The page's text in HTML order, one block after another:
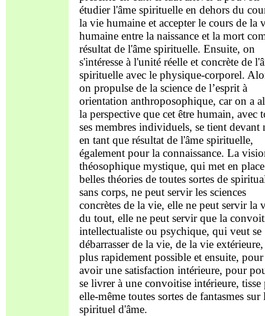
étudier l'âme spirituelle en dehors du
la vie humaine et accepter le cours de la
humaine entre la naissance et la mort
résultat de l'âme spirituelle. Ensuite, on
s'intéresse à l'unité réelle et concrète de
spirituelle avec le physique-corporel.
on propulse de la science de l’esprit à
orientation anthroposophique, car on a
la perspective que cet être humain, avec
ses membres individuels, se tient devant
en tant que résultat de l'âme spirituelle,
également pour la connaissance. La
théosophique mystique, qui met en
belles théories de toutes sortes de
sans corps, ne peut servir les sciences
concrètes de la vie, elle ne peut servir la
du tout, elle ne peut servir que la
intellectualiste ou psychique, qui veut se
débarrasser de la vie, de la vie
plus rapidement possible et ensuite, pour
avoir une satisfaction intérieure, pour
se livrer à une convoitise intérieure, tisse
elle-même toutes sortes de fantasmes sur
spirituel d'âme.